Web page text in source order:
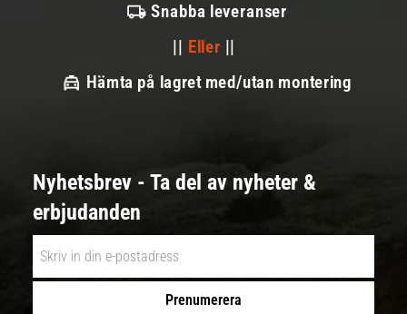
Snabba leveranser
|| Eller ||
Hämta på lagret med/utan montering
Nyhetsbrev - Ta del av nyheter &
erbjudanden
Prenumerera